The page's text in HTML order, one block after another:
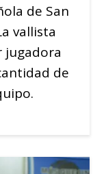
de San
vallista
jugadora
de